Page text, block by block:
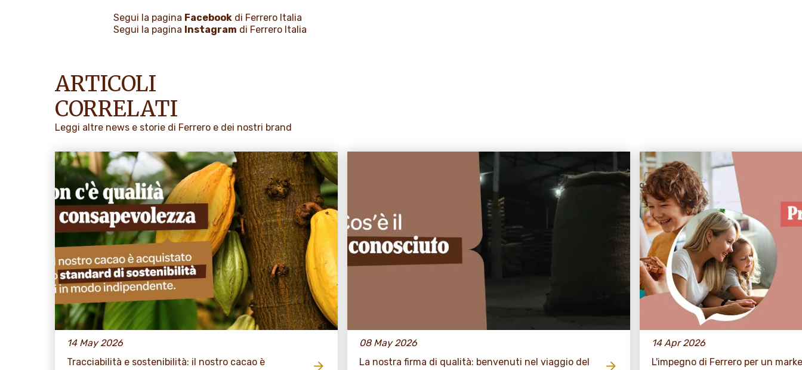
Segui la pagina Facebook di Ferrero Italia
Segui la pagina Instagram di Ferrero Italia
ARTICOLI
CORRELATI
Leggi altre news e storie di Ferrero e dei nostri brand
14 May 2026
Tracciabilità e sostenibilità: il nostro cacao è
08 May 2026
La nostra firma di qualità: benvenuti nel viaggio del
14 Apr 2026
L'impegno di Ferrero per un